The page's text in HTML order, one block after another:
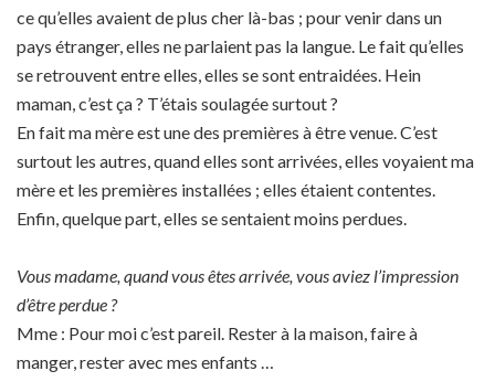
ce qu’elles avaient de plus cher là-bas ; pour venir dans un
pays étranger, elles ne parlaient pas la langue. Le fait qu’elles
se retrouvent entre elles, elles se sont entraidées. Hein
maman, c’est ça ? T’étais soulagée surtout ?
En fait ma mère est une des premières à être venue. C’est
surtout les autres, quand elles sont arrivées, elles voyaient ma
mère et les premières installées ; elles étaient contentes.
Enfin, quelque part, elles se sentaient moins perdues.
Vous madame, quand vous êtes arrivée, vous aviez l’impression
d’être perdue ?
Mme : Pour moi c’est pareil. Rester à la maison, faire à
manger, rester avec mes enfants …